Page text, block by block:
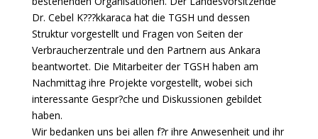
Dr. Cebel K???kkaraca hat die TGSH und dessen
Struktur vorgestellt und Fragen von Seiten der
Verbraucherzentrale und den Partnern aus Ankara
beantwortet. Die Mitarbeiter der TGSH haben am
Nachmittag ihre Projekte vorgestellt, wobei sich
interessante Gespr?che und Diskussionen gebildet
haben.
Wir bedanken uns bei allen f?r ihre Anwesenheit und ihr